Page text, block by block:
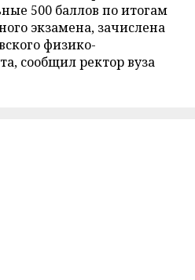
500 баллов по итогам
экзамена, зачислена
физико-
сообщил ректор вуза